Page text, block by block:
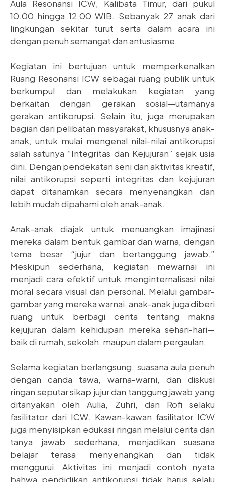
Aula Resonansi ICW, Kalibata Timur, dari pukul
10.00 hingga 12.00 WIB. Sebanyak 27 anak dari
lingkungan sekitar turut serta dalam acara ini
dengan penuh semangat dan antusiasme.
Kegiatan ini bertujuan untuk memperkenalkan
Ruang Resonansi ICW sebagai ruang publik untuk
berkumpul dan melakukan kegiatan yang
berkaitan dengan gerakan sosial—utamanya
gerakan antikorupsi. Selain itu, juga merupakan
bagian dari pelibatan masyarakat, khususnya anak-
anak, untuk mulai mengenal nilai-nilai antikorupsi
salah satunya “Integritas dan Kejujuran” sejak usia
dini. Dengan pendekatan seni dan aktivitas kreatif,
nilai antikorupsi seperti integritas dan kejujuran
dapat ditanamkan secara menyenangkan dan
lebih mudah dipahami oleh anak-anak.
Anak-anak diajak untuk menuangkan imajinasi
mereka dalam bentuk gambar dan warna, dengan
tema besar “jujur dan bertanggung jawab.”
Meskipun sederhana, kegiatan mewarnai ini
menjadi cara efektif untuk menginternalisasi nilai
moral secara visual dan personal. Melalui gambar-
gambar yang mereka warnai, anak-anak juga diberi
ruang untuk berbagi cerita tentang makna
kejujuran dalam kehidupan mereka sehari-hari—
baik di rumah, sekolah, maupun dalam pergaulan.
Selama kegiatan berlangsung, suasana aula penuh
dengan canda tawa, warna-warni, dan diskusi
ringan seputar sikap jujur dan tanggung jawab yang
ditanyakan oleh Aulia, Zuhri, dan Rofi selaku
fasilitator dari ICW. Kawan-kawan fasilitator ICW
juga menyisipkan edukasi ringan melalui cerita dan
tanya jawab sederhana, menjadikan suasana
belajar terasa menyenangkan dan tidak
menggurui. Aktivitas ini menjadi contoh nyata
bahwa pendidikan antikorupsi tidak harus selalu